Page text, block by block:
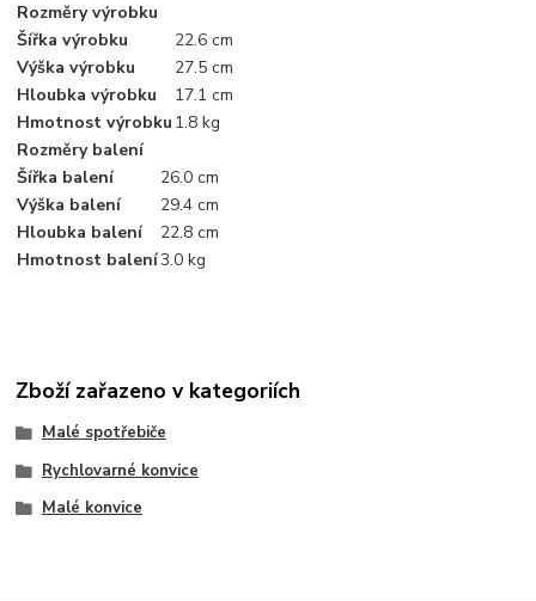
Rozměry výrobku
Šířka výrobku
22.6 cm
Výška výrobku
27.5 cm
Hloubka výrobku
17.1 cm
Hmotnost výrobku 1.8 kg
Rozměry balení
Šířka balení
26.0 cm
Výška balení
29.4 cm
Hloubka balení
22.8 cm
Hmotnost balení3.0 kg
Zboží zařazeno v kategoriích
Malé spotřebiče
Rychlovarné konvice
Malé konvice